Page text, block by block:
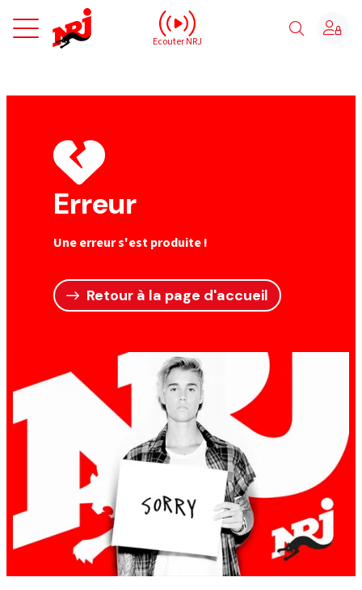
NRJ - Accueil
Ecouter NRJ
Erreur
Une erreur s'est produite !
Retour à la page d'accueil